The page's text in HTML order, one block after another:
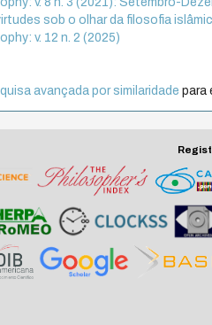
sob o olhar da filosofia
v. 12 n. 2 (2025)
avançada por similaridade para